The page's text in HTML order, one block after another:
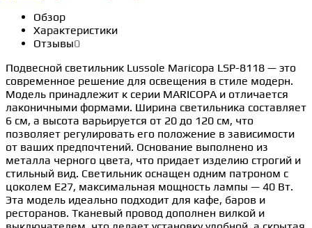
Обзор
Характеристики
Отзывы0
Подвесной светильник Lussole Maricopa LSP-8118 — это
современное решение для освещения в стиле модерн.
Модель принадлежит к серии MARICOPA и отличается
лаконичными формами. Ширина светильника составляет
6 см, а высота варьируется от 20 до 120 см, что
позволяет регулировать его положение в зависимости
от ваших предпочтений. Основание выполнено из
металла черного цвета, что придает изделию строгий и
стильный вид. Светильник оснащен одним патроном с
цоколем E27, максимальная мощность лампы — 40 Вт.
Эта модель идеально подходит для кафе, баров и
ресторанов. Тканевый провод дополнен вилкой и